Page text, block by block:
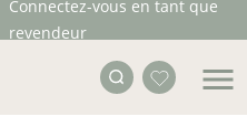
Connectez-vous en tant que
revendeur